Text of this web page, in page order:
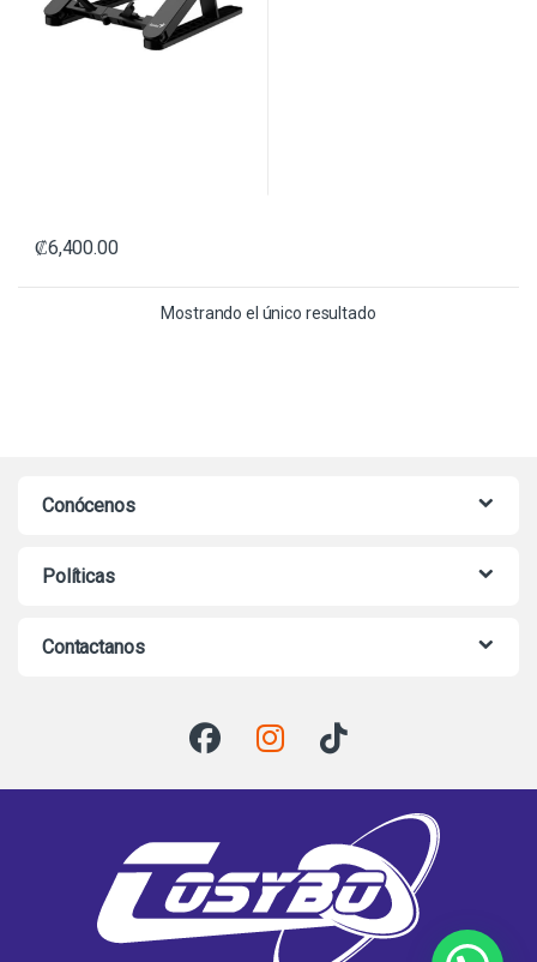
₡6,400.00
Mostrando el único resultado
Conócenos
Políticas
Contactanos